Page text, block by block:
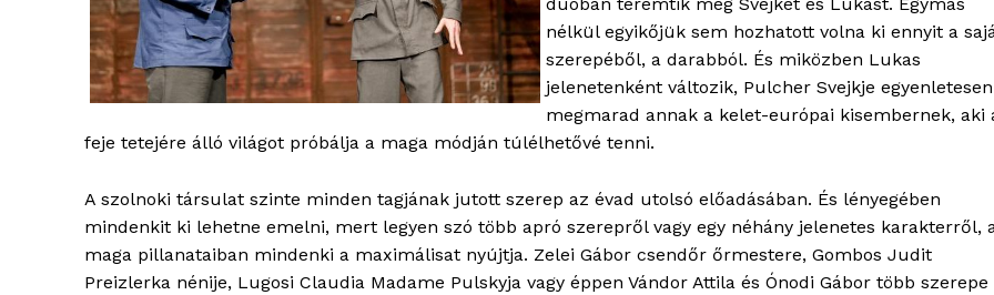
nélkül egyikőjük sem hozhatott volna ki ennyit a
szerepéből, a darabból. És miközben Lukas
jelenetenként változik, Pulcher Svejkje egyenletesen
megmarad annak a kelet-európai kisembernek, aki
feje tetejére álló világot próbálja a maga módján túlélhetővé tenni.
A szolnoki társulat szinte minden tagjának jutott szerep az évad utolsó előadásában. És lényegében
mindenkit ki lehetne emelni, mert legyen szó több apró szerepről vagy egy néhány jelenetes karakterről,
maga pillanataiban mindenki a maximálisat nyújtja. Zelei Gábor csendőr őrmestere, Gombos Judit
Preizlerka nénije, Lugosi Claudia Madame Pulskyja vagy éppen Vándor Attila és Ónodi Gábor több szerepe